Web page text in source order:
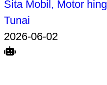
Sita Mobil, Motor
Tunai
2026-06-02